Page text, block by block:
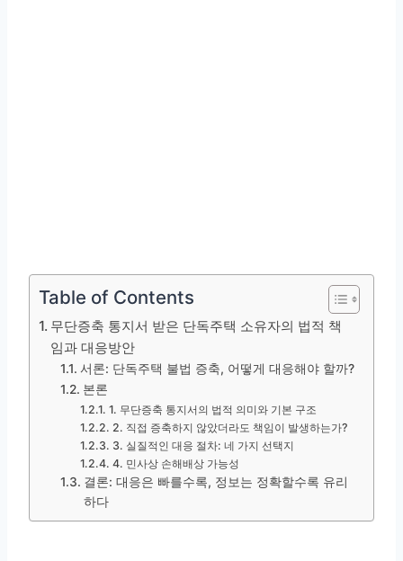
Table of Contents
무단증축 통지서 받은 단독주택 소유자의 법적 책
임과 대응방안
서론: 단독주택 불법 증축, 어떻게 대응해야 할까?
본론
1. 무단증축 통지서의 법적 의미와 기본 구조
2. 직접 증축하지 않았더라도 책임이 발생하는가?
3. 실질적인 대응 절차: 네 가지 선택지
4. 민사상 손해배상 가능성
결론: 대응은 빠를수록, 정보는 정확할수록 유리
하다